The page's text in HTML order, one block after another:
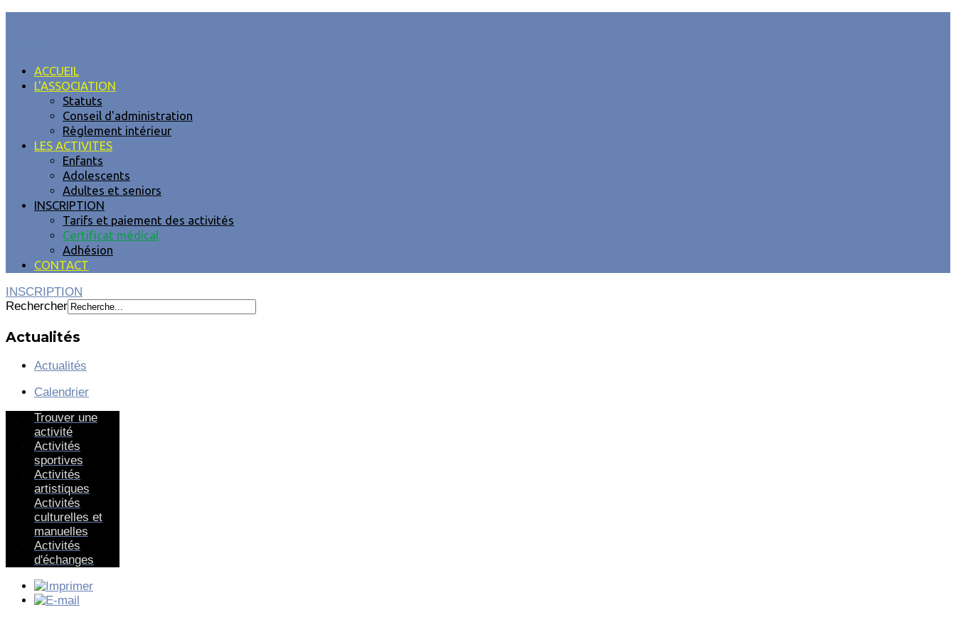
ACCUEIL
L'ASSOCIATION
Statuts
Conseil d'administration
Règlement intérieur
LES ACTIVITES
Enfants
Adolescents
Adultes et seniors
INSCRIPTION
Tarifs et paiement des activités
Certificat médical
Adhésion
CONTACT
INSCRIPTION
Rechercher
Actualités
Actualités
Calendrier
Trouver une
activité
Activités
sportives
Activités
artistiques
Activités
culturelles et
manuelles
Activités
d'échanges